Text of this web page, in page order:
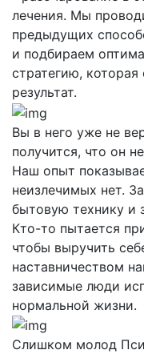
лечения. Мы
предыдущих
и подбираем
стратегию, которая
результат.
Вы в него уже не
получится, что он
Наш опыт
неизлечимых нет.
бытовую технику и
Кто-то пытается
чтобы выручить
наставничеством
зависимые люди
нормальной жизни.
Слишком молод